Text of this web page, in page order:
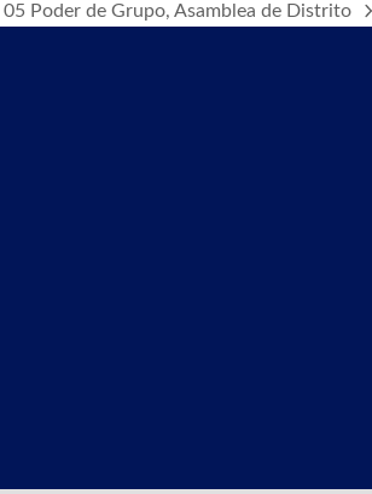
next
05 Poder de Grupo, Asamblea de Distrito